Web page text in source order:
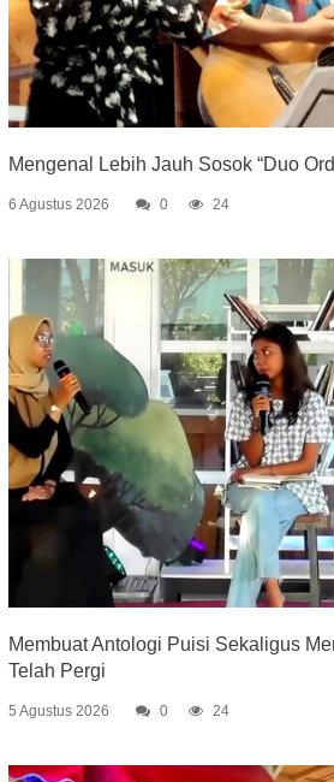
Mengenal Lebih Jauh Sosok “Duo
6 Agustus 2026 0 24
Membuat Antologi Puisi Sekaligus
Telah Pergi
5 Agustus 2026 0 24